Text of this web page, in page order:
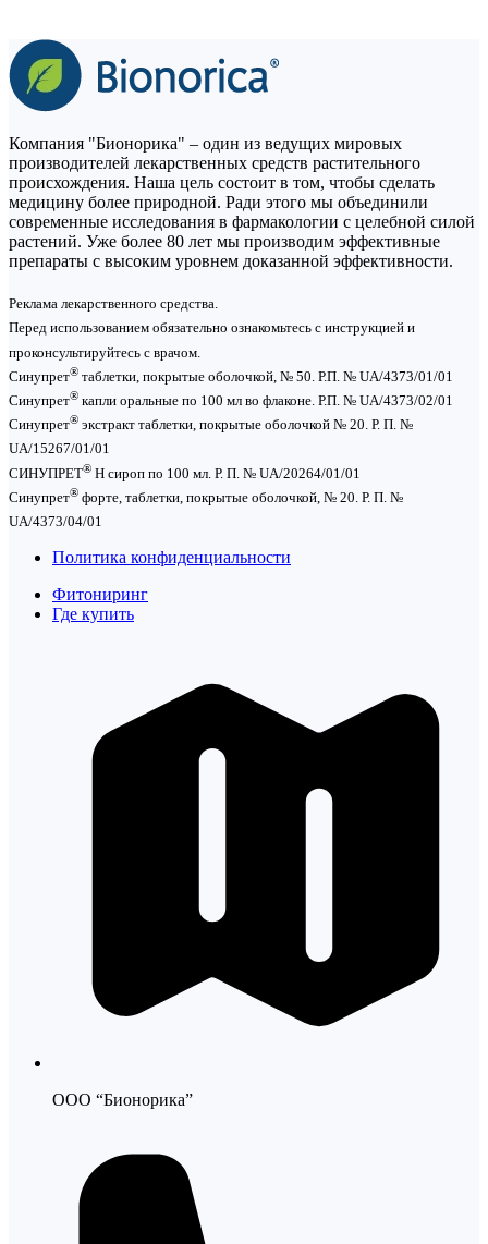
Компания "Бионорика" – один из ведущих мировых
производителей лекарственных средств растительного
происхождения. Наша цель состоит в том, чтобы сделать
медицину более природной. Ради этого мы объединили
современные исследования в фармакологии с целебной силой
растений. Уже более 80 лет мы производим эффективные
препараты с высоким уровнем доказанной эффективности.
Реклама лекарственного средства.
Перед использованием обязательно ознакомьтесь с инструкцией и
проконсультируйтесь с врачом.
Синупрет® таблетки, покрытые оболочкой, № 50. Р.П. № UA/4373/01/01
Синупрет® капли оральные по 100 мл во флаконе. Р.П. № UA/4373/02/01
Синупрет® экстракт таблетки, покрытые оболочкой № 20. Р. П. №
UA/15267/01/01
СИНУПРЕТ® Н сироп по 100 мл. Р. П. № UA/20264/01/01
Синупрет® форте, таблетки, покрытые оболочкой, № 20. Р. П. №
UA/4373/04/01
Политика конфиденциальности
Фитониринг
Где купить
ООО “Бионорика”